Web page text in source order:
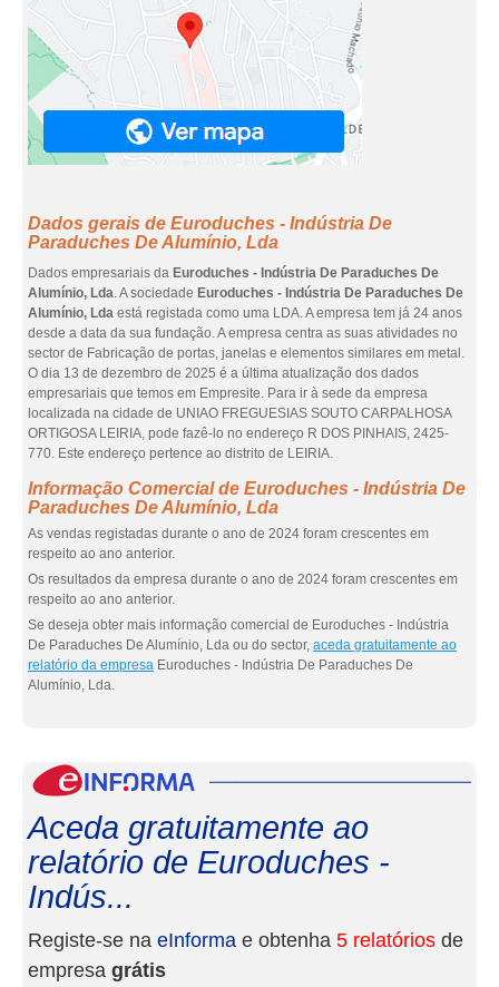
Dados gerais de Euroduches - Indústria De
Paraduches De Alumínio, Lda
Dados empresariais da Euroduches - Indústria De Paraduches De
Alumínio, Lda. A sociedade Euroduches - Indústria De Paraduches De
Alumínio, Lda está registada como uma LDA. A empresa tem já 24 anos
desde a data da sua fundação. A empresa centra as suas atividades no
sector de Fabricação de portas, janelas e elementos similares em metal.
O dia 13 de dezembro de 2025 é a última atualização dos dados
empresariais que temos em Empresite. Para ir à sede da empresa
localizada na cidade de UNIAO FREGUESIAS SOUTO CARPALHOSA
ORTIGOSA LEIRIA, pode fazê-lo no endereço R DOS PINHAIS, 2425-
770. Este endereço pertence ao distrito de LEIRIA.
Informação Comercial de Euroduches - Indústria De
Paraduches De Alumínio, Lda
As vendas registadas durante o ano de 2024 foram crescentes em
respeito ao ano anterior.
Os resultados da empresa durante o ano de 2024 foram crescentes em
respeito ao ano anterior.
Se deseja obter mais informação comercial de Euroduches - Indústria
De Paraduches De Alumínio, Lda ou do sector, aceda gratuitamente ao
relatório da empresa Euroduches - Indústria De Paraduches De
Alumínio, Lda.
Aceda gratuitamente ao
relatório de Euroduches -
Indús...
Registe-se na eInforma e obtenha 5 relatórios de
empresa grátis